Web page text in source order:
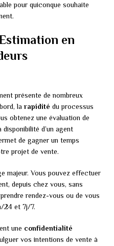
pour quiconque souhaite
en
présente de nombreux
la rapidité du processus
obtenez une évaluation de
d’un agent
de gagner un temps
projet de vente.
majeur. Vous pouvez effectuer
depuis chez vous, sans
rendez-vous ou de vous
24 et 7j/7.
une confidentialité
vos intentions de vente à